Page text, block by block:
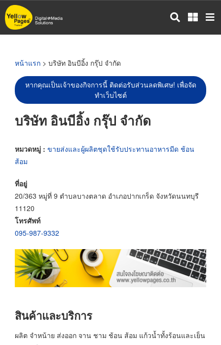
ข้าม
ไป
หน้าแรก > บริษัท อินบีอิ้ง กรุ๊ป จำกัด
หากคุณเป็นเจ้าของกิจการนี้ ติดต่อรับส่วนลดพิเศษ! เพื่อจัด
ทำเว็บไซต์
บริษัท อินบีอิ้ง กรุ๊ป จำกัด
หมวดหมู่ : ขายส่งและผู้ผลิตชุดใช้รับประทานอาหารมีด ช้อน
ส้อม
ที่อยู่
20/363 หมู่ที่ 9 ตำบลบางตลาด อำเภอปากเกร็ด จังหวัดนนทบุรี
11120
โทรศัพท์
095-987-9332
สินค้าและบริการ
ผลิต จำหน้าย ส่งออก จาน ชาม ช้อน ส้อม แก้วน้ำทั้งร้อนและเย็น